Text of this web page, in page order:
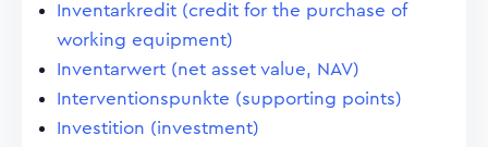
Inventarkredit (credit for the purchase of
working equipment)
Inventarwert (net asset value, NAV)
Interventionspunkte (supporting points)
Investition (investment)